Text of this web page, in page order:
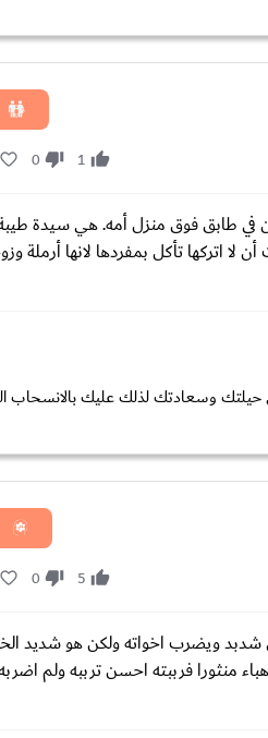
1
0
في طابق فوق منزل أمه. هي سيدة
تأكل بمفردها لانها أرملة
حيلتك وسعادتك لذلك عليك بالانسحاب
5
0
ويضرب اخواته ولكن هو شديد
فرببته احسن ترببه ولم